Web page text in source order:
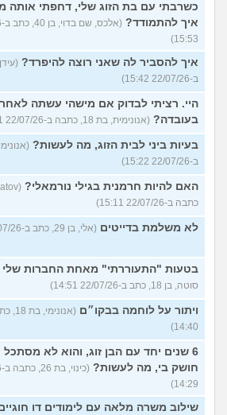
כשרבתי עם בת הזוג שלי, דחפתי אותה
איך להתמודד?
15:53)
איך להסביר לה שאני רוצה להיפרד?
ב-22/07/26 15:42)
היי. רציתי לבדוק אם מישהי עשתה
בעובדה? (אנונימית, בת 18, כתבה ב-22/07/26 15:31)
בעיות ביני לבית הזוג, מה לעשות?
ב-22/07/26 15:22)
האם להיות חרמנית בגילי נורמאלי?
כתבה ב-22/07/26 15:11)
לא משלמת בדייטים (אלי, בן 29, כתב ב-22/07/26 15:00)
בטעות "התעוררתי" מאחת החברות שלי
סוטה, בן 18, כתב ב-22/07/26 14:51)
ויתור על לוחמה בבקו״ם
14:40)
6 שנים יחד עם הבן זוג, והוא לא מסתכל
חושק בי, מה לעשות?
14:29)
שילוב משרה מלאה עם לימודים דו